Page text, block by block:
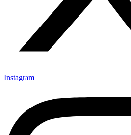
Instagram